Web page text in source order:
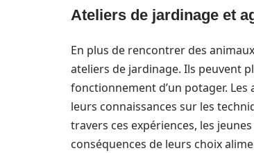
Ateliers de jardinage et
En plus de rencontrer des
ateliers de jardinage. Ils peuvent
fonctionnement d’un potager.
leurs connaissances sur les
travers ces expériences, les
conséquences de leurs choix